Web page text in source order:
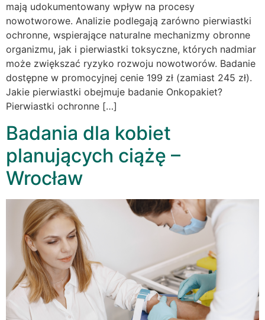
mają udokumentowany wpływ na procesy
nowotworowe. Analizie podlegają zarówno pierwiastki
ochronne, wspierające naturalne mechanizmy obronne
organizmu, jak i pierwiastki toksyczne, których nadmiar
może zwiększać ryzyko rozwoju nowotworów. Badanie
dostępne w promocyjnej cenie 199 zł (zamiast 245 zł).
Jakie pierwiastki obejmuje badanie Onkopakiet?
Pierwiastki ochronne […]
Badania dla kobiet
planujących ciążę –
Wrocław